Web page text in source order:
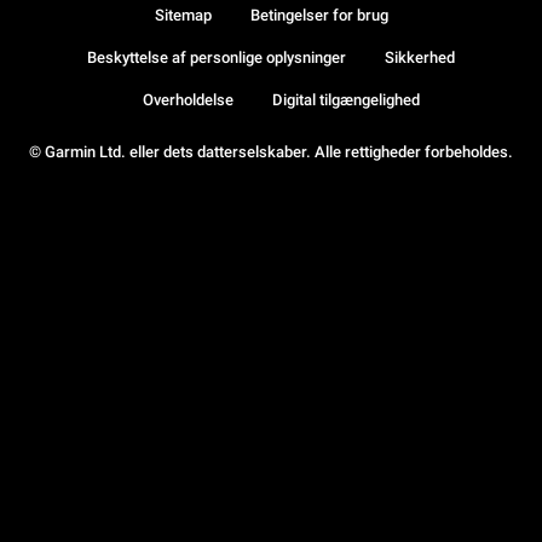
© Garmin Ltd. eller dets datterselskaber. Alle rettigheder forbeholdes.
Sitemap Betingelser for brug
Beskyttelse af personlige oplysninger Sikkerhed
Overholdelse Digital tilgængelighed